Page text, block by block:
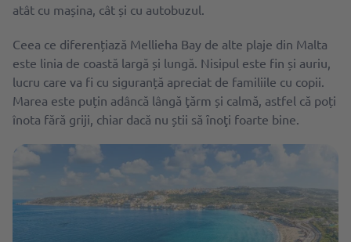
atât cu mașina, cât și cu autobuzul.
Ceea ce diferențiază Mellieha Bay de alte plaje din Malta
este linia de coastă largă și lungă. Nisipul este fin și auriu,
lucru care va fi cu siguranță apreciat de familiile cu copii.
Marea este puțin adâncă lângă ţărm și calmă, astfel că poți
înota fără griji, chiar dacă nu știi să ȋnoţi foarte bine.